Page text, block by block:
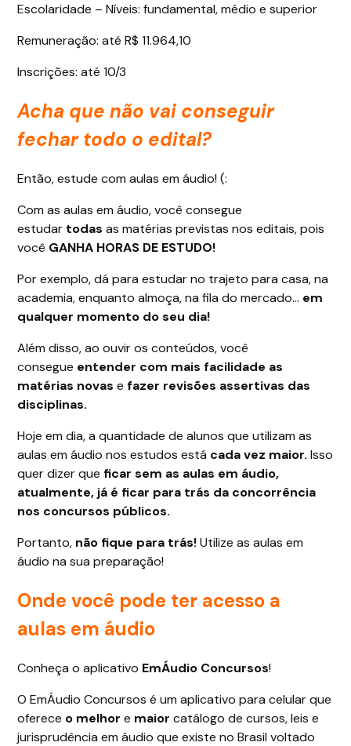
Escolaridade – Níveis: fundamental, médio e superior
Remuneração: até R$ 11.964,10
Inscrições: até 10/3
Acha que não vai conseguir
fechar todo o edital?
Então, estude com aulas em áudio! (:
Com as aulas em áudio, você consegue
estudar todas as matérias previstas nos editais, pois
você GANHA HORAS DE ESTUDO!
Por exemplo, dá para estudar no trajeto para casa, na
academia, enquanto almoça, na fila do mercado… em
qualquer momento do seu dia!
Além disso, ao ouvir os conteúdos, você
consegue entender com mais facilidade as
matérias novas e fazer revisões assertivas das
disciplinas.
Hoje em dia, a quantidade de alunos que utilizam as
aulas em áudio nos estudos está cada vez maior. Isso
quer dizer que ficar sem as aulas em áudio,
atualmente, já é ficar para trás da concorrência
nos concursos públicos.
Portanto, não fique para trás!Utilize as aulas em
áudio na sua preparação!
Onde você pode ter acesso a
aulas em áudio
Conheça o aplicativo EmÁudio Concursos!
O EmÁudio Concursos é um aplicativo para celular que
oferece o melhore maior catálogo de cursos, leis e
jurisprudência em áudio que existe no Brasil voltado